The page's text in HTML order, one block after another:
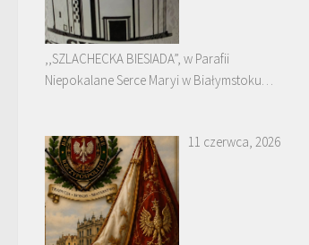
,,SZLACHECKA BIESIADA”, w Parafii
Niepokalane Serce Maryi w Białymstoku
11 czerwca, 2026